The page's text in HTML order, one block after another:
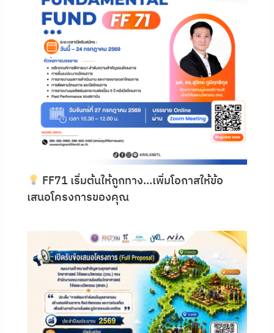
FF71 เริ่มต้นให้ถูกทาง…เพิ่มโอกาสให้ข้อ
เสนอโครงการของคุณ